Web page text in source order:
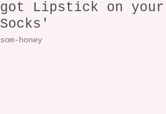
got Lipstick on your
Socks'
som-honey